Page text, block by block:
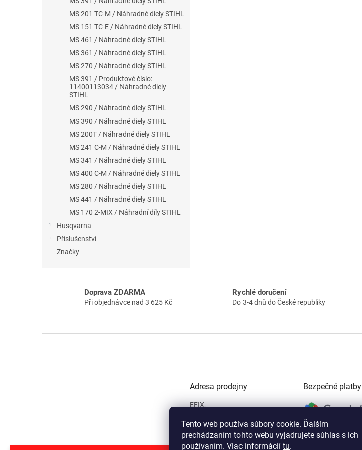
Tento web používa súbory cookie. Ďalším
prechádzaním tohto webu vyjadrujete súhlas s ich
používaním. Viac informácií tu.
MS 201 TC-M / Náhradné diely STIHL
MS 151 TC-E / Náhradné diely STIHL
MS 461 / Náhradné diely STIHL
MS 361 / Náhradné diely STIHL
MS 270 / Náhradné diely STIHL
MS 391 / Produktové číslo:
11400113034 / Náhradné diely
STIHL
MS 290 / Náhradné diely STIHL
MS 390 / Náhradné diely STIHL
MS 200T / Náhradné diely STIHL
MS 241 C-M / Náhradné diely STIHL
MS 341 / Náhradné diely STIHL
MS 400 C-M / Náhradné diely STIHL
MS 280 / Náhradné diely STIHL
MS 441 / Náhradné diely STIHL
MS 170 2-MIX / Náhradní díly STIHL
Husqvarna
Příslušenství
Značky
Doprava ZDARMA
Při objednávce nad 3 625 Kč
Rychlé doručení
Do 3-4 dnů do České republiky
Adresa prodejny
EFIX,
965 01 Žiar nad Hronom,
(Oproti hlavní vrátnici SNP)
Bezpečné platby